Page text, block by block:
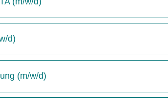
d)
(m/w/d)